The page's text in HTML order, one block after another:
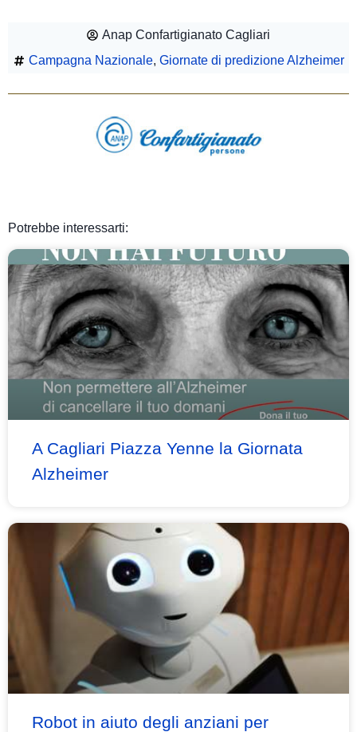
Anap Confartigianato Cagliari
Campagna Nazionale, Giornate di predizione Alzheimer
Potrebbe interessarti:
A Cagliari Piazza Yenne la Giornata
Alzheimer
Robot in aiuto degli anziani per